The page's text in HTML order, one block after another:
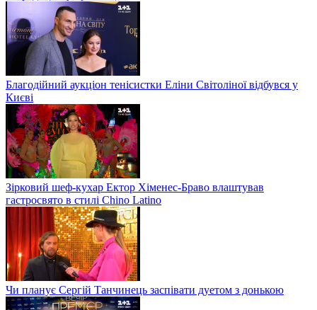
Благодійний аукціон тенісистки Еліни Світоліної відбувся у
Києві
Зірковий шеф-кухар Ектор Хіменес-Браво влаштував
гастросвято в стилі Chino Latino
Чи планує Сергій Танчинець заспівати дуетом з донькою